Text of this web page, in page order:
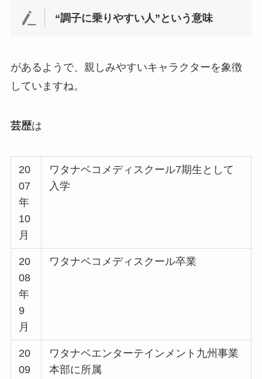
“調子に乗りやすい人”という意味
があるようで、親しみやすいキャラクターを象徴
していますね。
芸歴は
20
07
年
10
月
ワタナベコメディスクール7期生として
入学
20
08
年
9
月
ワタナベコメディスクール卒業
20
09
ワタナベエンターテインメント九州事業
本部に所属